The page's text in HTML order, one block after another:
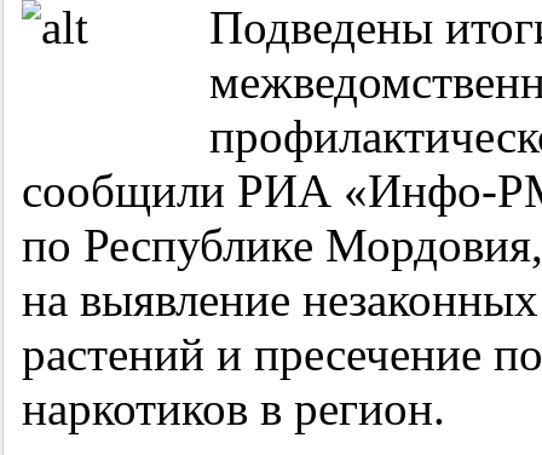
Подведены
сообщили РИА «Инфо-
по Республике
на выявление
растений и пресечение
наркотиков в регион.